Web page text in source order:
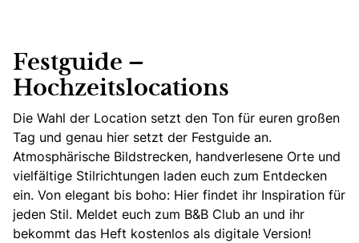
Festguide –
Hochzeitslocations
Die Wahl der Location setzt den Ton für euren großen
Tag und genau hier setzt der Festguide an.
Atmosphärische Bildstrecken, handverlesene Orte und
vielfältige Stilrichtungen laden euch zum Entdecken
ein. Von elegant bis boho: Hier findet ihr Inspiration für
jeden Stil. Meldet euch zum B&B Club an und ihr
bekommt das Heft kostenlos als digitale Version!